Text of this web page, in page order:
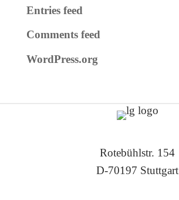
Entries feed
Comments feed
WordPress.org
Rotebühlstr. 154
D-70197 Stuttgart